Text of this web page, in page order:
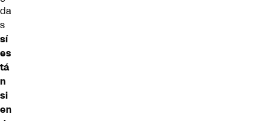
da
s
sí
es
tá
n
si
en